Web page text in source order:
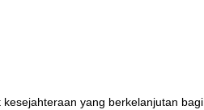
yang berkelanjutan bagi